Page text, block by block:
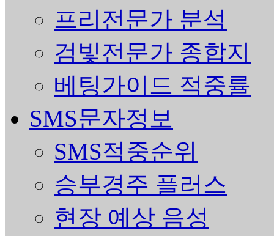
프리전문가 분석
검빛전문가 종합지
베팅가이드 적중률
SMS문자정보
SMS적중순위
승부경주 플러스
현장 예상 음성